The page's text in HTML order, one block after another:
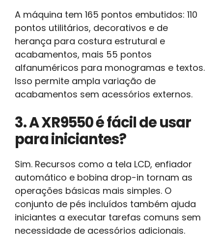
A máquina tem 165 pontos embutidos: 110
pontos utilitários, decorativos e de
herança para costura estrutural e
acabamentos, mais 55 pontos
alfanuméricos para monogramas e textos.
Isso permite ampla variação de
acabamentos sem acessórios externos.
3. A XR9550 é fácil de usar
para iniciantes?
Sim. Recursos como a tela LCD, enfiador
automático e bobina drop-in tornam as
operações básicas mais simples. O
conjunto de pés incluídos também ajuda
iniciantes a executar tarefas comuns sem
necessidade de acessórios adicionais.